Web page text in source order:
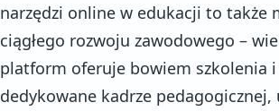
narzędzi online w edukacji to także
ciągłego rozwoju zawodowego –
platform oferuje bowiem szkolenia
dedykowane kadrze pedagogicznej,